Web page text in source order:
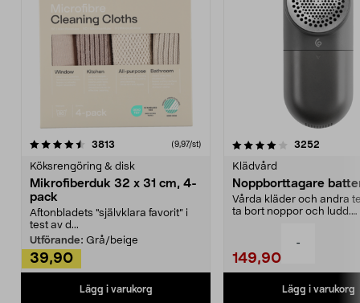
-
3813 (9,97/st)
Köksrengöring & disk
Mikrofiberduk 32 x 31 cm, 4-
pack
Aftonbladets "självklara favorit” i
test av d...
Utförande: Grå/beige
39,90
Lägg i varukorg
4.0av 5 stjärnor 3252
Klädvård
Noppborttagare
Vårda kläder och andra
ta bort noppor och ludd.
149,90
Lägg i varukorg
4.5av 5 stjärnor